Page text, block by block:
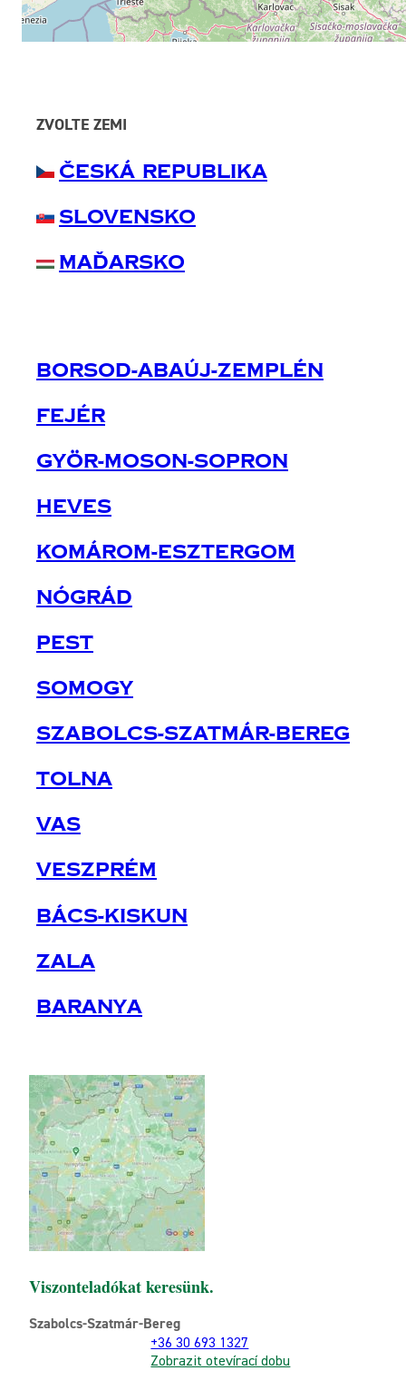
ZVOLTE ZEMI
Česká Republika
Slovensko
Maďarsko
Borsod-Abaúj-Zemplén
Fejér
Györ-Moson-Sopron
Heves
Komárom-Esztergom
Nógrád
Pest
Somogy
Szabolcs-Szatmár-Bereg
Tolna
Vas
Veszprém
Bács-Kiskun
Zala
Baranya
Viszonteladókat keresünk.
Szabolcs-Szatmár-Bereg
+36 30 693 1327
Zobrazit otevírací dobu